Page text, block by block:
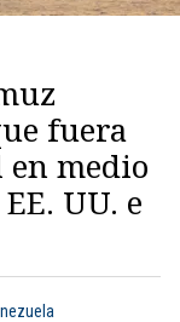
fuera
medio
UU. e